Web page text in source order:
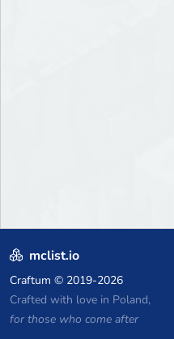
mclist.io
Craftum © 2019-2026
Crafted with love in Poland,
for those who come after